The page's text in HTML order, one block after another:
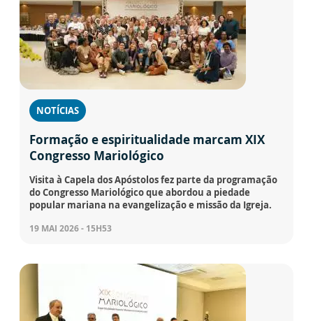
NOTÍCIAS
Formação e espiritualidade marcam XIX
Congresso Mariológico
Visita à Capela dos Apóstolos fez parte da programação
do Congresso Mariológico que abordou a piedade
popular mariana na evangelização e missão da Igreja.
19 MAI 2026 - 15H53